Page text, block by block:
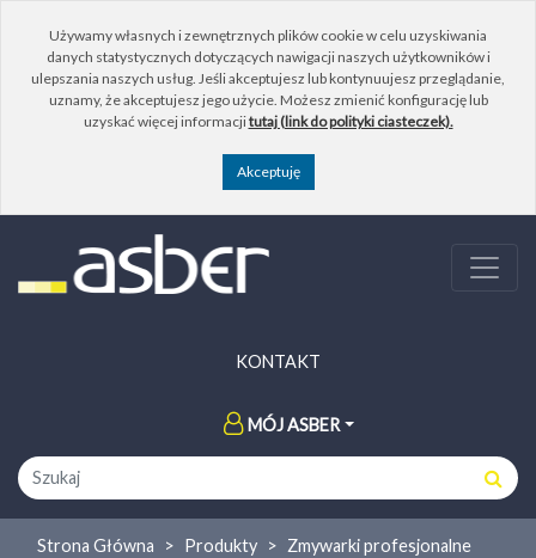
Używamy własnych i zewnętrznych plików cookie w celu uzyskiwania
danych statystycznych dotyczących nawigacji naszych użytkowników i
ulepszania naszych usług. Jeśli akceptujesz lub kontynuujesz przeglądanie,
uznamy, że akceptujesz jego użycie. Możesz zmienić konfigurację lub
uzyskać więcej informacjitutaj (link do polityki ciasteczek).
KONTAKT
MÓJ ASBER
Strona Główna Produkty
Zmywarki profesjonalne